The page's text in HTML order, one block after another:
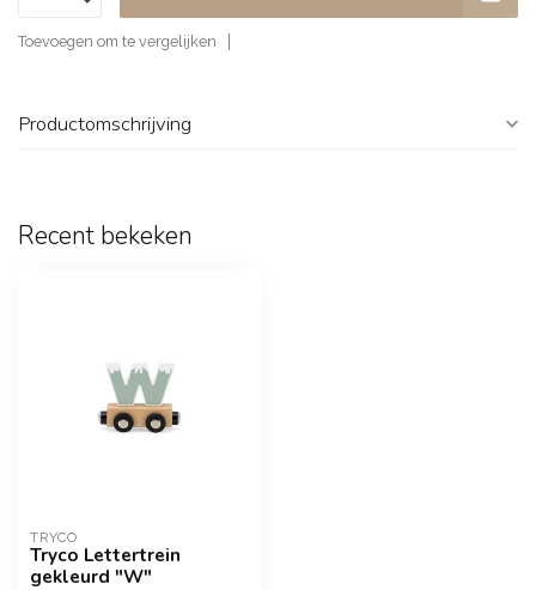
Toevoegen om te vergelijken
Productomschrijving
Recent bekeken
TRYCO
Tryco Lettertrein
gekleurd "W"